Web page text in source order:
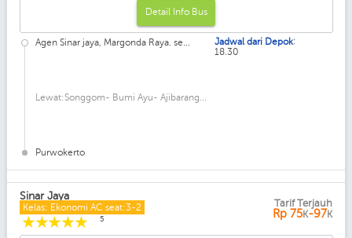
Detail Info Bus
Agen Sinar jaya, Margonda Raya. se...
Lewat:Songgom- Bumi Ayu- Ajibarang...
Purwokerto
Jadwal dari Depok:
18.30
Sinar Jaya
Kelas: Ekonomi AC seat:3-2
☆
☆
☆
☆
☆ 5
Tarif Terjauh
Rp 75K-97K